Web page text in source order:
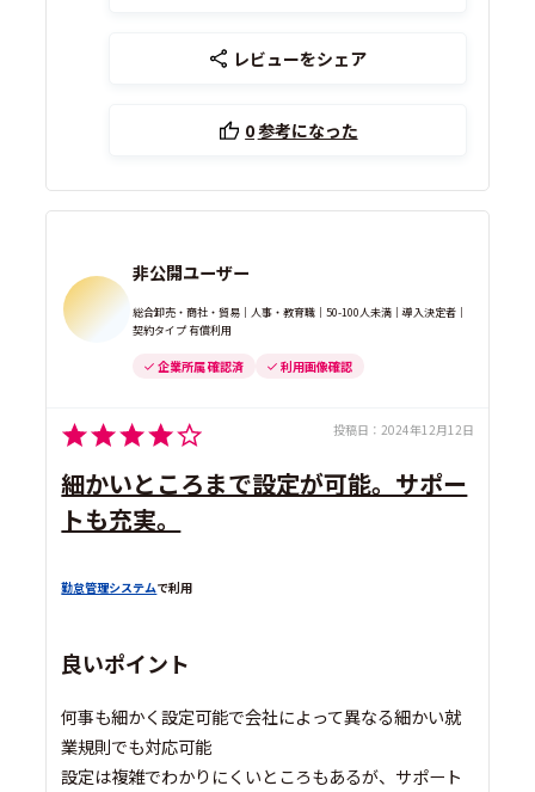
レビューをシェア
0参考になった
非公開ユーザー
総合卸売・商社・貿易｜人事・教育職｜50-100人未満｜導入決定者｜
契約タイプ 有償利用
企業所属 確認済 利用画像確認
投稿日： 2024年12月12日
細かいところまで設定が可能。サポー
トも充実。
勤怠管理システムで利用
良いポイント
何事も細かく設定可能で会社によって異なる細かい就
業規則でも対応可能
設定は複雑でわかりにくいところもあるが、サポート